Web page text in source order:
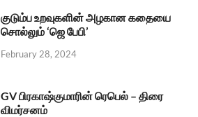
குடும்ப உறவுகளின் அழகான கதையை
சொல்லும் ‘ஜெ பேபி’
February 28, 2024
GV பிரகாஷ்குமாரின் ரெபெல் – திரை
விமர்சனம்